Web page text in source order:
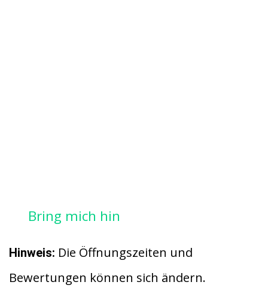
Bring mich hin
Hinweis: Die Öffnungszeiten und
Bewertungen können sich ändern.